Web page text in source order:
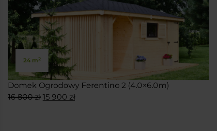
24 m2
Domek Ogrodowy Ferentino 2 (4.0×6.0m)
16 800zł Pierwotna
15 900 złAktualna